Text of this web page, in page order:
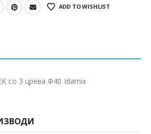
ADD TO WISHLIST
со 3 црева Ф40 Idamix